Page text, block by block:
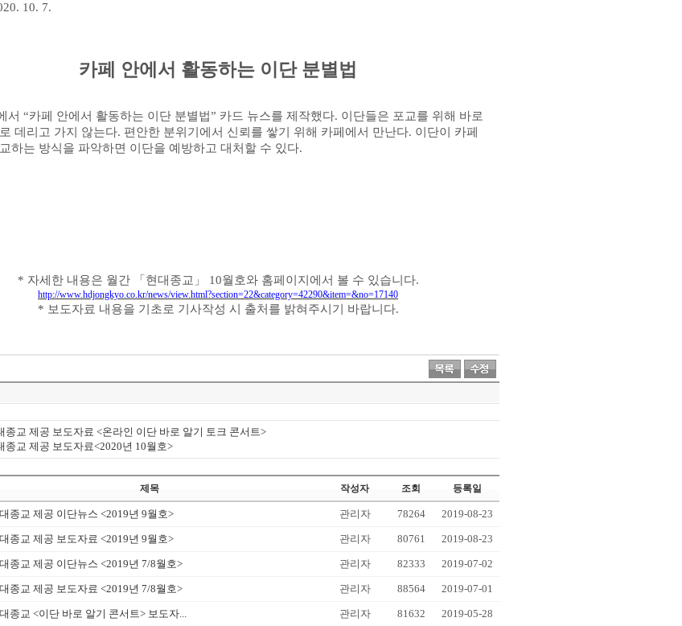
10. 7.
카페 안에서 활동하는 이단 분별법
서 “카페 안에서 활동하는 이단 분별법” 카드 뉴스를 제작했다. 이단들은 포교를 위해 바로
데리고 가지 않는다. 편안한 분위기에서 신뢰를 쌓기 위해 카페에서 만난다. 이단이 카페
하는 방식을 파악하면 이단을 예방하고 대처할 수 있다.
* 자세한 내용은 월간 「 현대종교 」 10월호와 홈페이지에서 볼 수 있습니다.
http://www.hdjongkyo.co.kr/news/view.html?section=22&category=42290&item=&no=17140
* 보도자료 내용을 기초로 기사작성 시 출처를 밝혀주시기 바랍니다.
종교 제공 보도자료 <온라인 이단 바로 알기 토크 콘서트>
종교 제공 보도자료<2020년 10월호>
제목 작성자 조회 등록일
종교 제공 이단뉴스 <2019년 9월호> 관리자 78264 2019-08-23
종교 제공 보도자료 <2019년 9월호> 관리자 80761 2019-08-23
종교 제공 이단뉴스 <2019년 7/8월호> 관리자 82333 2019-07-02
종교 제공 보도자료 <2019년 7/8월호> 관리자 88564 2019-07-01
종교 <이단 바로 알기 콘서트> 보도자... 관리자 81632 2019-05-28